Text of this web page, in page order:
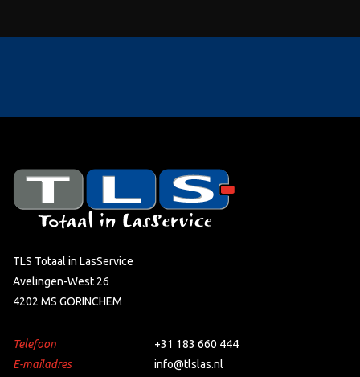
TLS Totaal in LasService
Avelingen-West 26
4202 MS GORINCHEM
Telefoon
+31 183 660 444
E-mailadres
info@tlslas.nl